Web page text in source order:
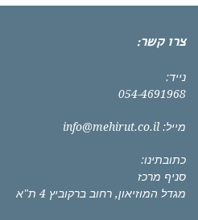
צרו קשר:
נייד:
054-4691968
מייל: info@mehirut.co.il
כתובתינו:
סניף מרכז
מגדל המוזיאון, רחוב ברקוביץ 4 ת"א